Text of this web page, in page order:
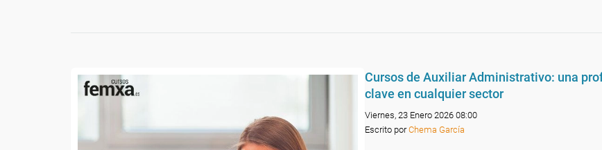
Cursos de Auxiliar Administrativo: una
clave en cualquier sector
Viernes, 23 Enero 2026 08:00
Escrito porChema García